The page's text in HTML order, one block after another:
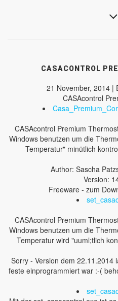
CASACONTROL
21 November, 2014 |
CASAcontrol
CASAcontrol Premium
Windows benutzen um die
Temperatur" minütlich
Author: Sascha
Version:
Freeware - zum
CASAcontrol Premium
Windows benutzen um die
Temperatur wird "uuml;tlich
Sorry - Version dem 22.11.2014
feste einprogrammiert war :-(